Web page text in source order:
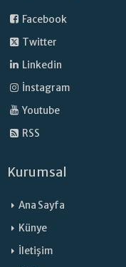
Facebook
Twitter
Linkedin
İnstagram
Youtube
RSS
Kurumsal
Ana Sayfa
Künye
İletişim